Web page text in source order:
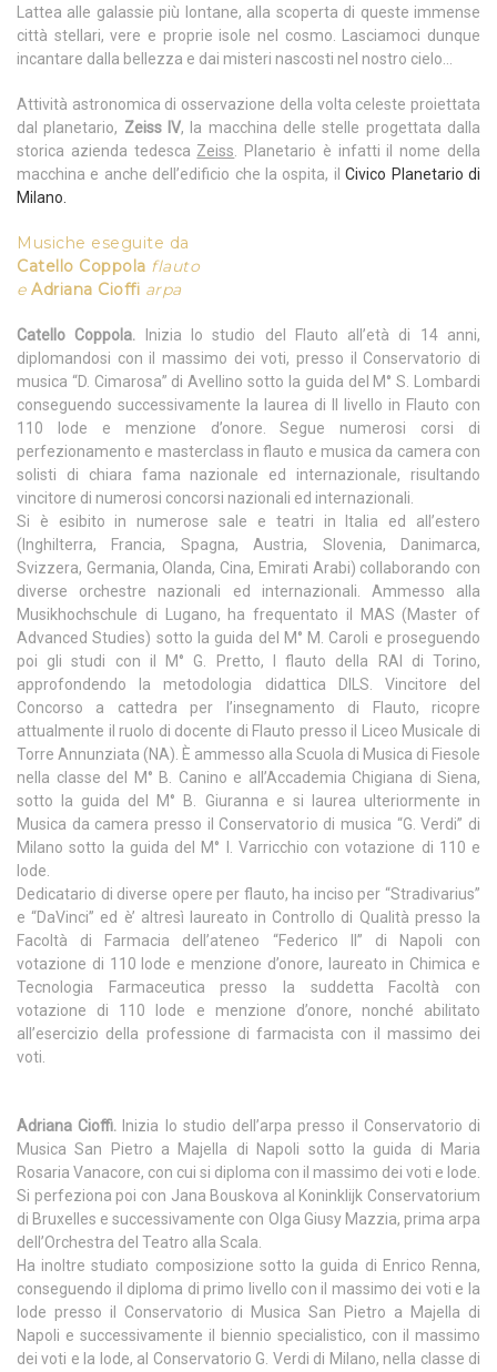
Lattea alle galassie più lontane, alla scoperta di queste immense
città stellari, vere e proprie isole nel cosmo. Lasciamoci dunque
incantare dalla bellezza e dai misteri nascosti nel nostro cielo…
Attività astronomica di osservazione della volta celeste proiettata
dal planetario, Zeiss IV, la macchina delle stelle progettata dalla
storica azienda tedesca Zeiss. Planetario è infatti il nome della
macchina e anche dell’edificio che la ospita, il Civico Planetario di
Milano.
Musiche eseguite da
Catello Coppola flauto
e Adriana Cioffi arpa
Catello Coppola. ​Inizia lo studio del Flauto all’età di 14 anni,
diplomandosi con il massimo dei voti, presso il Conservatorio di
musica “D. Cimarosa” di Avellino sotto la guida del M° S. Lombardi
conseguendo successivamente la laurea di II livello in Flauto con
110 lode e menzione d’onore. Segue numerosi corsi di
perfezionamento e masterclass in flauto e musica da camera con
solisti di chiara fama nazionale ed internazionale, risultando
vincitore di numerosi concorsi nazionali ed internazionali.
Si è esibito in numerose sale e teatri in Italia​ ed all’estero
(Inghilterra, Francia, Spagna, Austria, Slovenia, Danimarca,
Svizzera, Germania, Olanda, Cina, Emirati Arabi) collaborando con
diverse orchestre nazionali ed internazionali. Ammesso alla
Musikhochschule di Lugano, ha frequentato il MAS (Master of
Advanced Studies) sotto la guida del M° M. Caroli e proseguendo
poi gli studi con il M° G. Pretto, I flauto della RAI di Torino,
approfondendo la metodologia didattica DILS. Vincitore del
Concorso a cattedra per l’insegnamento di Flauto, ricopre
attualmente il ruolo di docente di Flauto presso il Liceo Musicale di
Torre Annunziata (NA). È ammesso alla Scuola di Musica di Fiesole
nella classe del M° B. Canino e all’Accademia Chigiana di Siena,
sotto la guida del M° B. Giuranna e si laurea ulteriormente in
Musica da camera presso il Conservatorio di musica “G. Verdi” di
Milano sotto la guida del M° I. Varricchio con votazione di 110 e
lode.
Dedicatario di diverse opere per flauto, ha inciso per “Stradivarius”
e “DaVinci” ed è’ altresì laureato in Controllo di Qualità presso la
Facoltà di Farmacia dell’ateneo “Federico II” di Napoli con
votazione di 110 lode e menzione d’onore, laureato in Chimica e
Tecnologia Farmaceutica presso la suddetta Facoltà con
votazione di 110 lode e menzione d’onore, nonché abilitato
all’esercizio della professione di farmacista con il massimo dei
voti.
Adriana Cioffi. Inizia lo studio dell’arpa presso il Conservatorio di
Musica San Pietro a Majella di Napoli sotto la guida di Maria
Rosaria Vanacore, con cui si diploma con il massimo dei voti e lode.
Si perfeziona poi con Jana Bouskova al Koninklijk Conservatorium
di Bruxelles e successivamente con Olga Giusy Mazzia, prima arpa
dell’Orchestra del Teatro alla Scala.
Ha inoltre studiato composizione sotto la guida di Enrico Renna,
conseguendo il diploma di primo livello con il massimo dei voti e la
lode presso il Conservatorio di Musica San Pietro a Majella di
Napoli e successivamente il biennio specialistico, con il massimo
dei voti e la lode, al Conservatorio G. Verdi di Milano, nella classe di